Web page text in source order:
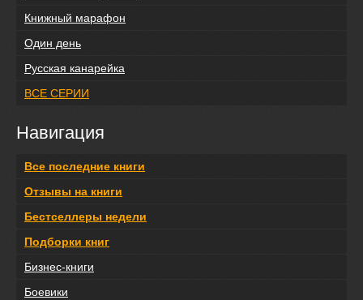
Книжный марафон
Один день
Русская канарейка
ВСЕ СЕРИИ
Навигация
Все последние книги
Отзывы на книги
Бестселлеры недели
Подборки книг
Бизнес-книги
Боевики